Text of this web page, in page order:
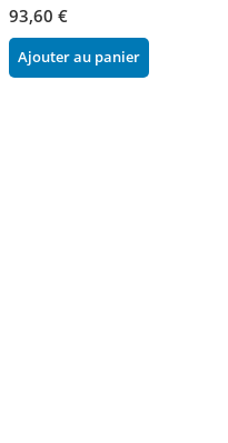
93,60 €
Ajouter au panier